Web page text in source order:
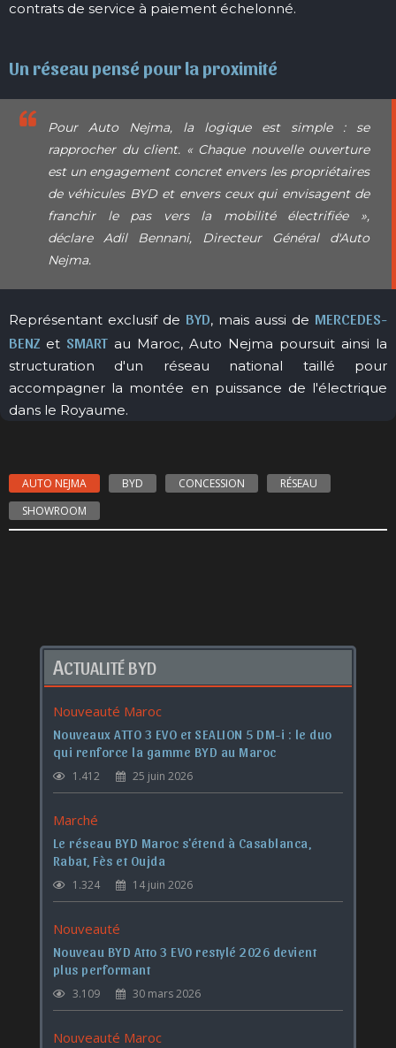
contrats de service à paiement échelonné.
Un réseau pensé pour la proximité
Pour Auto Nejma, la logique est simple : se
rapprocher du client. « Chaque nouvelle ouverture
est un engagement concret envers les propriétaires
de véhicules BYD et envers ceux qui envisagent de
franchir le pas vers la mobilité électrifiée »,
déclare Adil Bennani, Directeur Général d'Auto
Nejma.
Représentant exclusif de BYD, mais aussi de MERCEDES-
BENZ et SMART au Maroc, Auto Nejma poursuit ainsi la
structuration d'un réseau national taillé pour
accompagner la montée en puissance de l'électrique
dans le Royaume.
AUTO NEJMA BYD CONCESSION
RÉSEAU
SHOWROOM
ACTUALITÉ BYD
Nouveauté Maroc
Nouveaux ATTO 3 EVO et SEALION 5 DM-i : le duo
qui renforce la gamme BYD au Maroc
1.412 25 juin 2026
Marché
Le réseau BYD Maroc s'étend à Casablanca,
Rabat, Fès et Oujda
1.324 14 juin 2026
Nouveauté
Nouveau BYD Atto 3 EVO restylé 2026 devient
plus performant
3.109 30 mars 2026
Nouveauté Maroc